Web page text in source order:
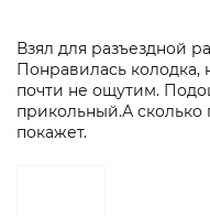
Взял для разъездной
Понравилась колодка,
почти не ощутим.
прикольный.А сколько
покажет.